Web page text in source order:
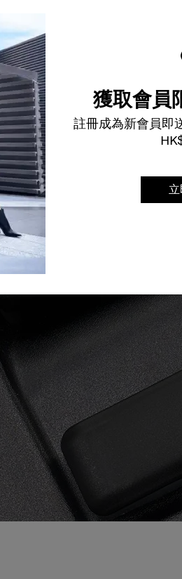
獲取會員
註冊成為新會員即
色只供參考，